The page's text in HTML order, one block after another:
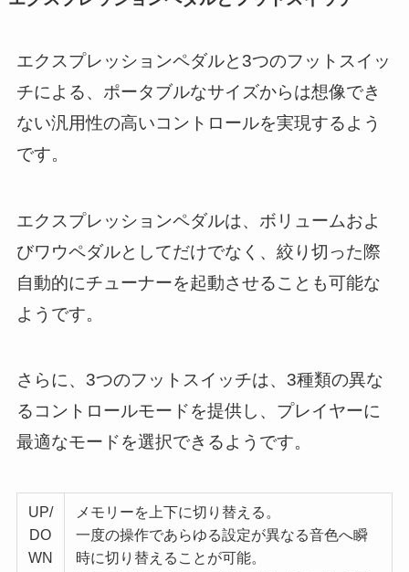
エクスプレッションペダルと3つのフットスイッ
チによる、ポータブルなサイズからは想像でき
ない汎用性の高いコントロールを実現するよう
です。
エクスプレッションペダルは、ボリュームおよ
びワウペダルとしてだけでなく、絞り切った際
自動的にチューナーを起動させることも可能な
ようです。
さらに、3つのフットスイッチは、3種類の異な
るコントロールモードを提供し、プレイヤーに
最適なモードを選択できるようです。
UP/
DO
WN
メモリーを上下に切り替える。
一度の操作であらゆる設定が異なる音色へ瞬
時に切り替えることが可能。